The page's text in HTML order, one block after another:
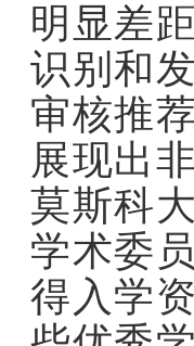
明显差
识别和
审核推
展现出
莫斯科
学术委
得入学